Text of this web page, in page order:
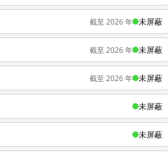
截至 2026 年 未屏蔽
截至 2026 年 未屏蔽
截至 2026 年 未屏蔽
未屏蔽
未屏蔽